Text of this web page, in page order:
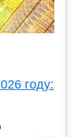
году: